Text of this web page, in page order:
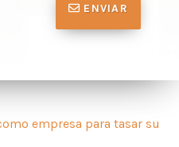
ENVIAR
empresa para tasar su